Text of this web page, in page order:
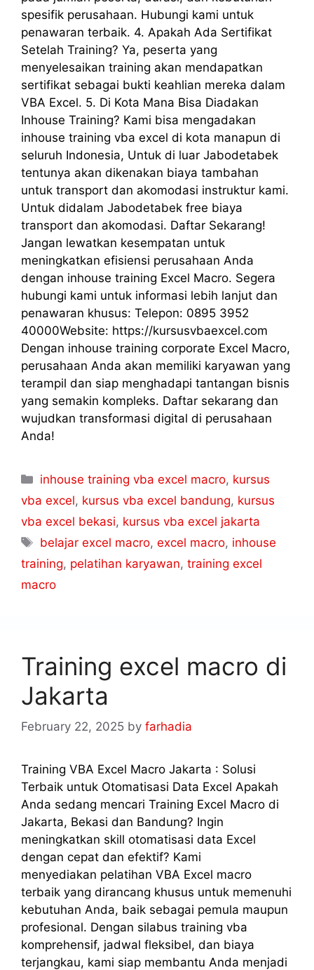
spesifik perusahaan. Hubungi kami untuk
penawaran terbaik. 4. Apakah Ada Sertifikat
Setelah Training? Ya, peserta yang
menyelesaikan training akan mendapatkan
sertifikat sebagai bukti keahlian mereka dalam
VBA Excel. 5. Di Kota Mana Bisa Diadakan
Inhouse Training? Kami bisa mengadakan
inhouse training vba excel di kota manapun di
seluruh Indonesia, Untuk di luar Jabodetabek
tentunya akan dikenakan biaya tambahan
untuk transport dan akomodasi instruktur kami.
Untuk didalam Jabodetabek free biaya
transport dan akomodasi. Daftar Sekarang!
Jangan lewatkan kesempatan untuk
meningkatkan efisiensi perusahaan Anda
dengan inhouse training Excel Macro. Segera
hubungi kami untuk informasi lebih lanjut dan
penawaran khusus: Telepon: 0895 3952
40000Website: https://kursusvbaexcel.com
Dengan inhouse training corporate Excel Macro,
perusahaan Anda akan memiliki karyawan yang
terampil dan siap menghadapi tantangan bisnis
yang semakin kompleks. Daftar sekarang dan
wujudkan transformasi digital di perusahaan
Anda!
inhouse training vba excel macro, kursus
vba excel, kursus vba excel bandung, kursus
vba excel bekasi, kursus vba excel jakarta
belajar excel macro,excel macro, inhouse
training, pelatihan karyawan, training excel
macro
Training excel macro di
Jakarta
February 22, 2025 by farhadia
Training VBA Excel Macro Jakarta : Solusi
Terbaik untuk Otomatisasi Data Excel Apakah
Anda sedang mencari Training Excel Macro di
Jakarta, Bekasi dan Bandung? Ingin
meningkatkan skill otomatisasi data Excel
dengan cepat dan efektif? Kami
menyediakan pelatihan VBA Excel macro
terbaik yang dirancang khusus untuk memenuhi
kebutuhan Anda, baik sebagai pemula maupun
profesional. Dengan silabus training vba
komprehensif, jadwal fleksibel, dan biaya
terjangkau, kami siap membantu Anda menjadi